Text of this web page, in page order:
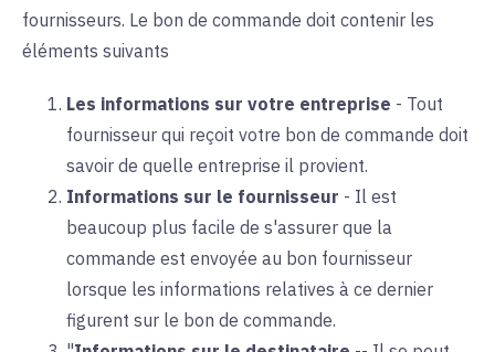
fournisseurs. Le bon de commande doit contenir les
éléments suivants
Les informations sur votre entreprise - Tout
fournisseur qui reçoit votre bon de commande doit
savoir de quelle entreprise il provient.
Informations sur le fournisseur - Il est
beaucoup plus facile de s'assurer que la
commande est envoyée au bon fournisseur
lorsque les informations relatives à ce dernier
figurent sur le bon de commande.